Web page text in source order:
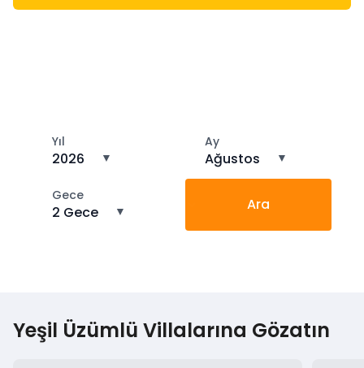
Yıl
2026 ▼
Ay
Ağustos ▼
Gece
2 Gece ▼ Ara
Yeşil Üzümlü Villalarına Gözatın